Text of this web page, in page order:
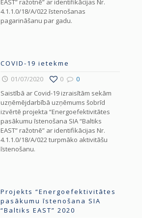
4.1.1.0/18/A/022 īstenošanas
pagarināšanu par gadu.
COVID-19 ietekme
01/07/2020
0
0
Saistībā ar Covid-19 izraisītām sekām
uzņēmējdarbībā uzņēmums šobrīd
izvērtē projekta “Energoefektivitātes
pasākumu īstenošana SIA “Baltiks
EAST” ražotnē” ar identifikācijas Nr.
4.1.1.0/18/A/022 turpmāko aktivitāšu
īstenošanu.
Projekts “Energoefektivitātes
pasākumu īstenošana SIA
“Baltiks EAST” 2020